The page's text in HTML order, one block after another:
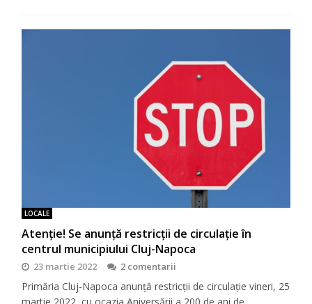
LOCALE
Atenție! Se anunță restricții de circulație în
centrul municipiului Cluj-Napoca
23 martie 2022 2 comentarii
Primăria Cluj-Napoca anunță restricții de circulație vineri, 25